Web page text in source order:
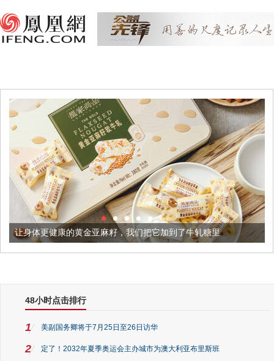
黄金亚麻籽，我们把它加到了牛轧糖里 被列入佛家七宝的
48小时点击排行
1 美副国务卿将于7月25日至26日访华
2 定了！2032年夏季奥运会主办城市为澳大利亚布里斯班